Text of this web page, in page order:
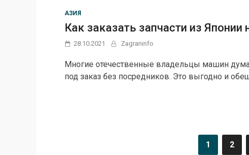
АЗИЯ
Как заказать запчасти из
28.10.2021 Zagraninfo
Многие отечественные владельцы машин
под заказ без посредников. Это выгодно и
1 2